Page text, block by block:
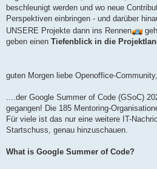
beschleunigt werden und wo neue
Perspektiven einbringen - und darüber
UNSERE Projekte dann ins Rennen
geben einen Tiefenblick in die
guten Morgen liebe Openoffice-Community,
....der Google Summer of Code (GSoC)
gegangen! Die 185 Mentoring-
Für viele ist das nur eine weitere IT-
Startschuss, genau hinzuschauen.
What is Google Summer of Code?